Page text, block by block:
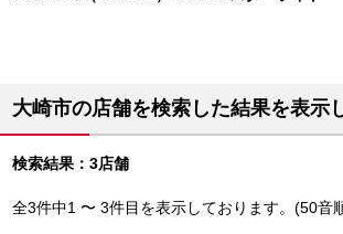
大崎市の店舗を検索した結果を表示
検索結果：3店舗
全3件中1 〜 3件目を表示しております。(50音